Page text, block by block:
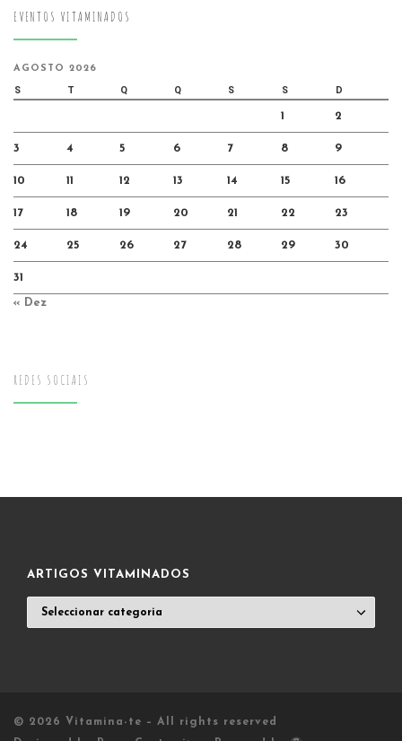
EVENTOS VITAMINADOS
AGOSTO 2026
S T Q Q S S D
1 2
3 4 5 6 7 8 9
10 11 12 13 14 15 16
17 18 19 20 21 22 23
24 25 26 27 28 29 30
31
« Dez
REDES SOCIAIS
ARTIGOS VITAMINADOS
VITAMINADOS
© 2026 Vitamina-te – All rights reserved